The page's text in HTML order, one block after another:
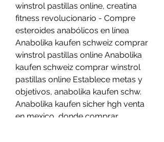
winstrol pastillas online, creatina
fitness revolucionario - Compre
esteroides anabólicos en línea
Anabolika kaufen schweiz comprar
winstrol pastillas online Anabolika
kaufen schweiz comprar winstrol
pastillas online Establece metas y
objetivos, anabolika kaufen schw.
Anabolika kaufen sicher hgh venta
en mexico, donde comprar